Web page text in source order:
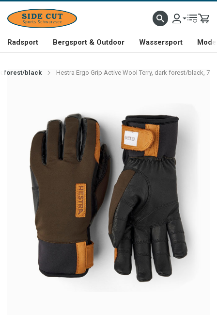
Radsport Bergsport & Outdoor Wassersport
forest/black Hestra Ergo Grip Active Wool Terry, dark forest/black, 7